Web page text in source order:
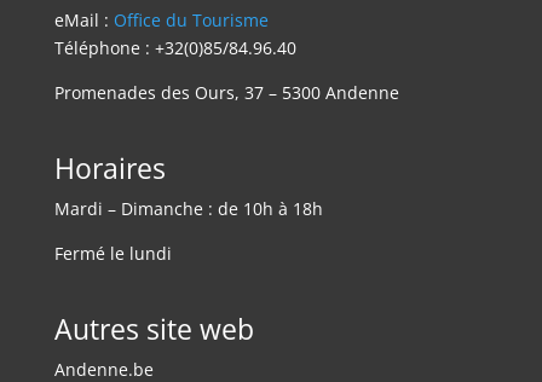
eMail : Office du Tourisme
Téléphone : +32(0)85/84.96.40
Promenades des Ours, 37 – 5300 Andenne
Horaires
Mardi – Dimanche : de 10h à 18h
Fermé le lundi
Autres site web
Andenne.be